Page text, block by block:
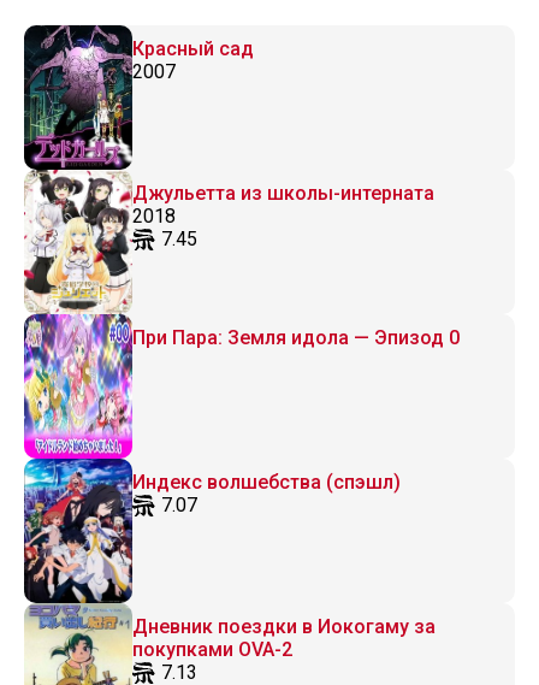
Красный сад
2007
Джульетта из школы-интерната
2018
7.45
При Пара: Земля идола — Эпизод 0
Индекс волшебства (спэшл)
7.07
Дневник поездки в Иокогаму за
покупками OVA-2
7.13